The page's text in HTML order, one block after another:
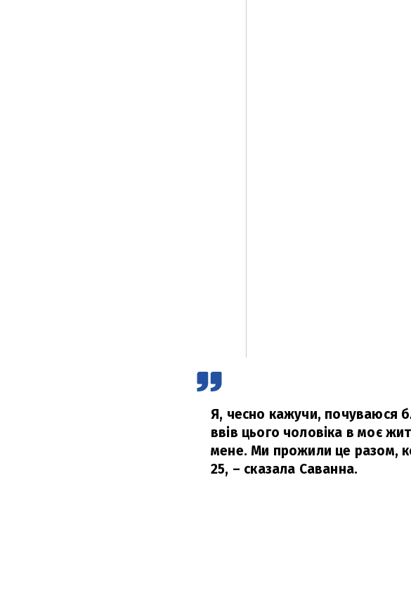
Я, чесно кажучи, почуваюся
ввів цього чоловіка в моє
мене. Ми прожили це разом,
25, – сказала Саванна.